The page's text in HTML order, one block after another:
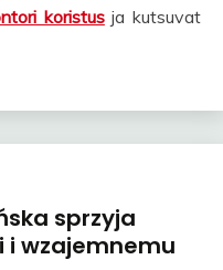
koristus ja kutsuvat
sprzyja
i wzajemnemu